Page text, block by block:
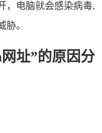
，电脑就会感染病毒,
胁。
址”的原因分